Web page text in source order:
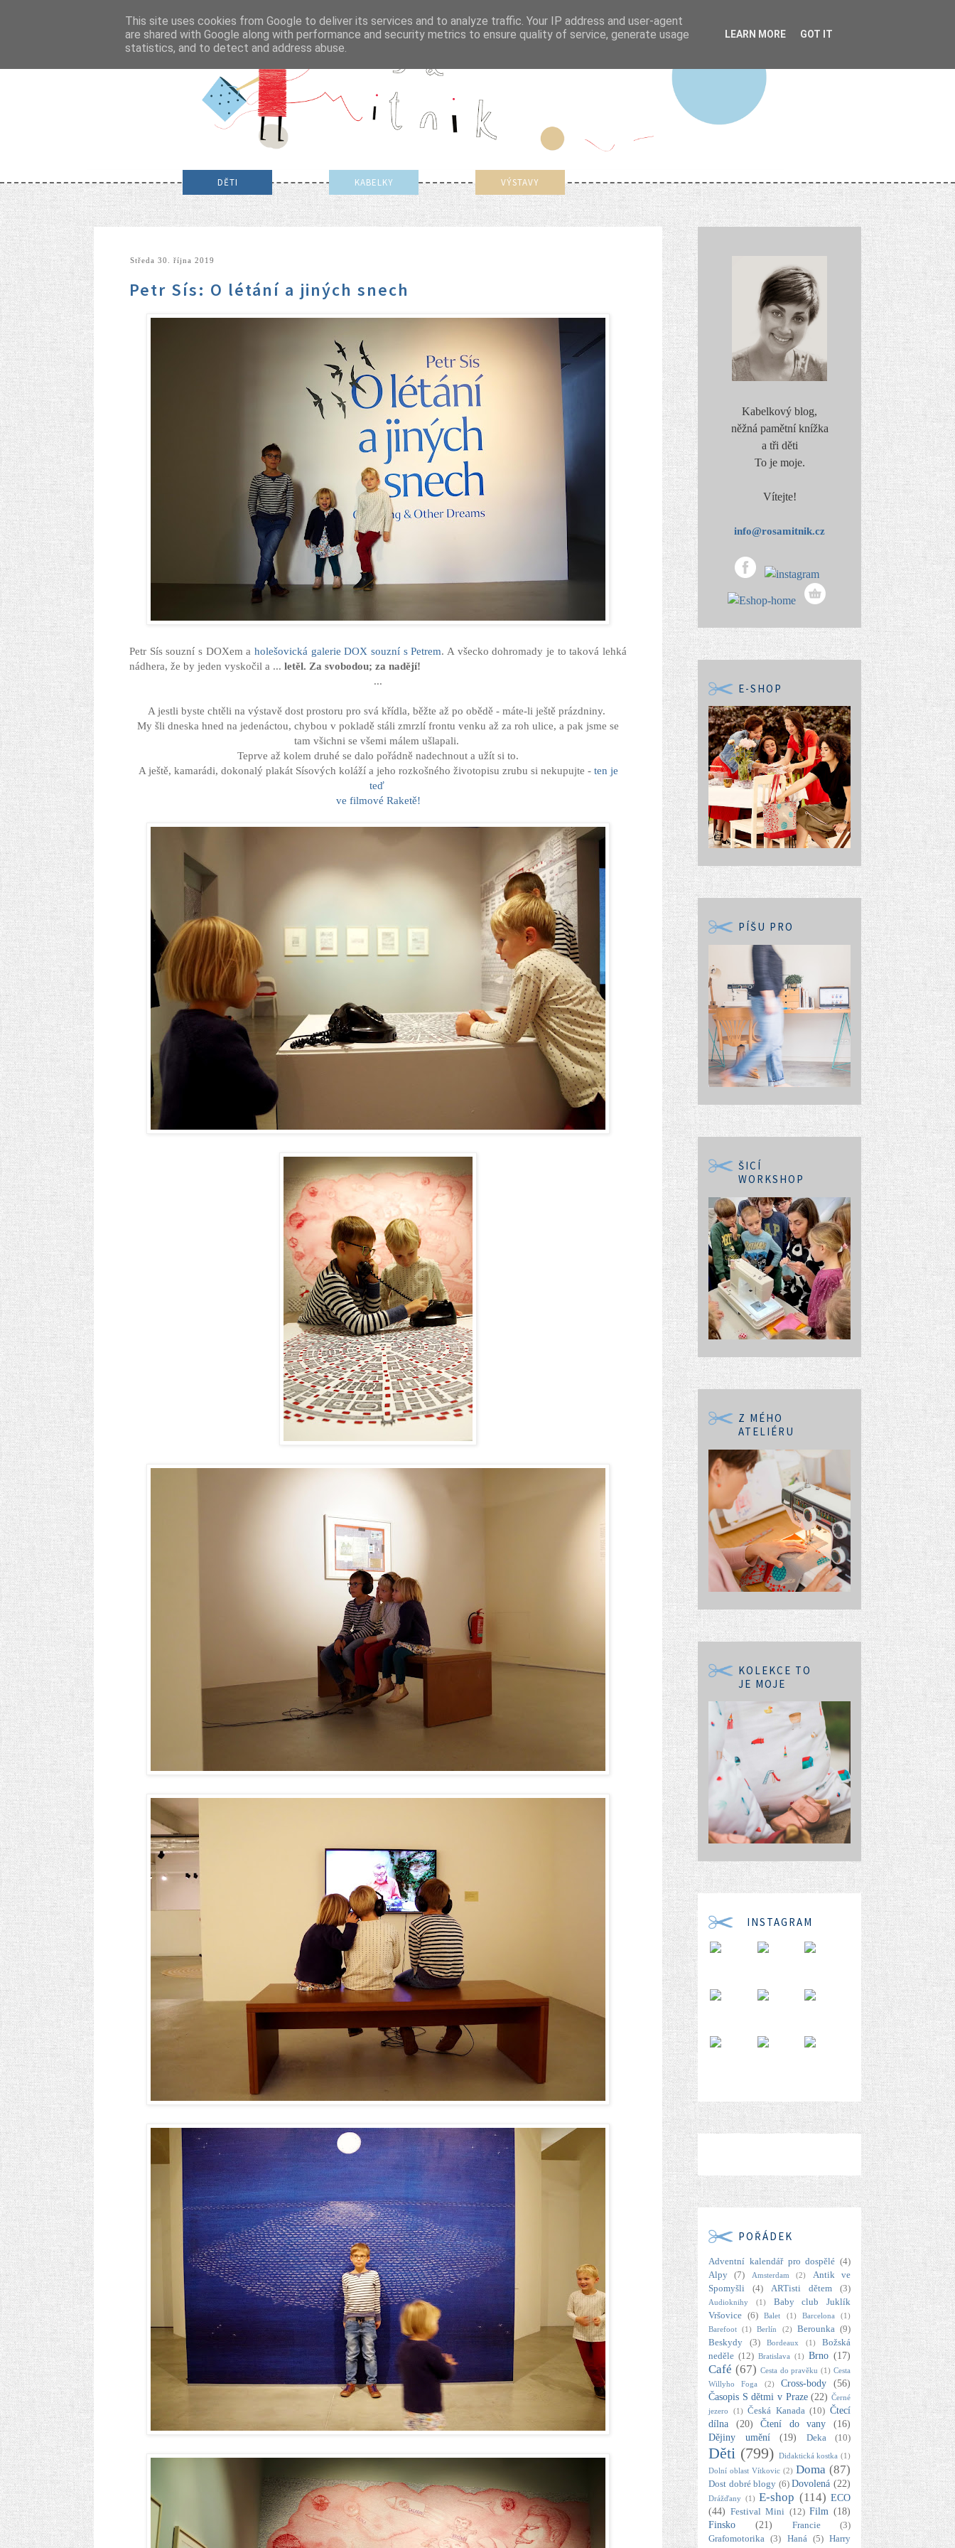
DĚTI KABELKY VÝSTAVY
středa 30. října 2019
Petr Sís: O létání a jiných snech
Petr Sís souzní s DOXem a holešovická galerie DOX souzní s Petrem. A všecko dohromady je to taková lehká
nádhera, že by jeden vyskočil a ... letěl. Za svobodou; za nadějí!
...
A jestli byste chtěli na výstavě dost prostoru pro svá křídla, běžte až po obědě - máte-li ještě prázdniny.
My šli dneska hned na jedenáctou, chybou v pokladě stáli zmrzlí frontu venku až za roh ulice, a pak jsme se
tam všichni se všemi málem ušlapali.
Teprve až kolem druhé se dalo pořádně nadechnout a užít si to.
A ještě, kamarádi, dokonalý plakát Sísových koláží a jeho rozkošného životopisu zrubu si nekupujte - ten je
teď
ve filmové Raketě!
Kabelkový blog,
něžná pamětní knížka
a tři děti
To je moje.
Vítejte!
info@rosamitnik.cz
E-SHOP
PÍŠU PRO
ŠICÍ
WORKSHOP
Z MÉHO
ATELIÉRU
KOLEKCE TO
JE MOJE
INSTAGRAM
POŘÁDEK
Adventní kalendář pro dospělé (4)
Alpy
(7) Amsterdam (2)
Antik ve
Spomyšli
(4) ARTisti dětem (3)
Audioknihy (1)
Baby club Juklík
Vršovice (6) Balet (1) Barcelona
(1)
Barefoot
(1) Berlín (2) Berounka (9)
Beskydy
(3) Bordeaux (1)
Božská
neděle (12) Bratislava (1) Brno (17)
Café (67) Cesta do pravěku (1) Cesta
Willyho Foga
(2) Cross-body
(56)
Časopis S dětmi v Praze (22) Černé
jezero
(1) Česká Kanada (10) Čtecí
dílna
(20) Čtení do vany
(16)
Dějiny umění
(19) Deka (10)
Děti (799) Didaktická kostka (1)
Dolní oblast Vítkovic (2) Doma (87)
Dost dobré blogy (6) Dovolená (22)
Drážďany (1) E-shop (114) ECO
(44) Festival Mini (12) Film (18)
Finsko
(21) Francie
(3)
Grafomotorika (3) Haná (5) Harry
This site uses cookies from Google to deliver its services and to analyze traffic. Your IP address and user-agent
are shared with Google along with performance and security metrics to ensure quality of service, generate usage
statistics, and to detect and address abuse.
LEARN MORE GOT IT